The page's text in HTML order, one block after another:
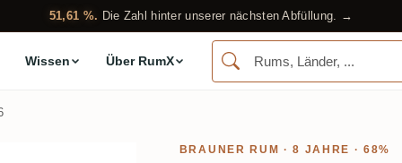
51,61 %. Die Zahl hinter unserer nächsten Abfüllung. →
Wissen Über RumX
BRAUNER RUM · 8 JAHRE · 68%